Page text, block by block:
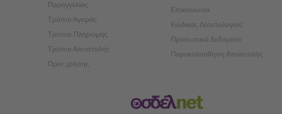
Παραγγελίας
Τρόποι Αγοράς
Τρόποι Πληρωμής
Τρόποι Αποστολής
Όροι χρήσης
Επικοινωνία
Κώδικας Δεοντολογίας
Προσωπικά Δεδομένα
Παρακολούθηση Αποστολής